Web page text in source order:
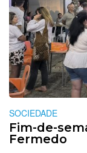
SOCIEDADE
Fim-de-
Fermedo